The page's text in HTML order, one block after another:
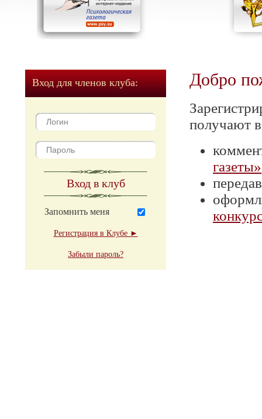
Вход для членов клуба:
Вход в клуб
Запомнить меня
Регистрация в Клубе ►
Забыли пароль?
Добро
получают
газеты»